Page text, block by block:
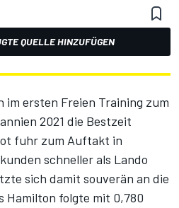
QUELLE HINZUFÜGEN
im ersten Freien Training zum
2021 die Bestzeit
fuhr zum Auftakt in
schneller als Lando
sich damit souverän an die
Hamilton folgte mit 0,780